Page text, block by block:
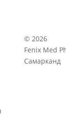
© 2026
Fenix Med
Самарканд